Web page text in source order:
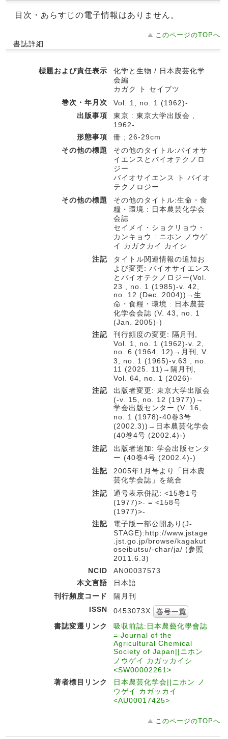
目次・あらすじの電子情報はありません。
このページのTOPへ
書誌詳細
標題および責任表示
化学と生物 / 日本農芸化学
会編
カガク ト セイブツ
巻次・年月次
Vol. 1, no. 1 (1962)-
出版事項
東京 : 東京大学出版会 ,
1962-
形態事項
冊 ; 26-29cm
その他の標題
その他のタイトル:バイオサ
イエンスとバイオテクノロ
ジー
バイオサイエンス ト バイオ
テクノロジー
その他の標題
その他のタイトル:生命・食
糧・環境 : 日本農芸化学会
会誌
セイメイ・ショクリョウ・
カンキョウ : ニホン ノウゲ
イ カガクカイ カイシ
注記
タイトル関連情報の追加お
よび変更: バイオサイエンス
とバイオテクノロジー(Vol.
23 , no. 1 (1985)-v. 42,
no. 12 (Dec. 2004))→生
命・食糧・環境 : 日本農芸
化学会会誌 (V. 43, no. 1
(Jan. 2005)-)
注記
刊行頻度の変更: 隔月刊,
Vol. 1, no. 1 (1962)-v. 2,
no. 6 (1964. 12)→月刊, V.
3, no. 1 (1965)-v.63 , no.
11 (2025. 11)→隔月刊,
Vol. 64, no. 1 (2026)-
注記
出版者変更: 東京大学出版会
(-v. 15, no. 12 (1977))→
学会出版センター (V. 16,
no. 1 (1978)-40巻3号
(2002.3))→日本農芸化学会
(40巻4号 (2002.4)-)
注記
出版者追加: 学会出版センタ
ー (40巻4号 (2002.4)-)
注記
2005年1月号より「日本農
芸化学会誌」を統合
注記
通号表示併記: <15巻1号
(1977)>- = <158号
(1977)>-
注記
電子版一部公開あり(J-
STAGE):http://www.jstage
.jst.go.jp/browse/kagakut
oseibutsu/-char/ja/ (参照
2011.6.3)
NCID
AN00037573
本文言語
日本語
刊行頻度コード
隔月刊
ISSN
0453073X
書誌変遷リンク
吸収前誌:日本農藝化學會誌
= Journal of the
Agricultural Chemical
Society of Japan||ニホン
ノウゲイ カガッカイシ
<SW00002261>
著者標目リンク
日本農芸化学会||ニホン ノ
ウゲイ カガッカイ
<AU00017425>
このページのTOPへ